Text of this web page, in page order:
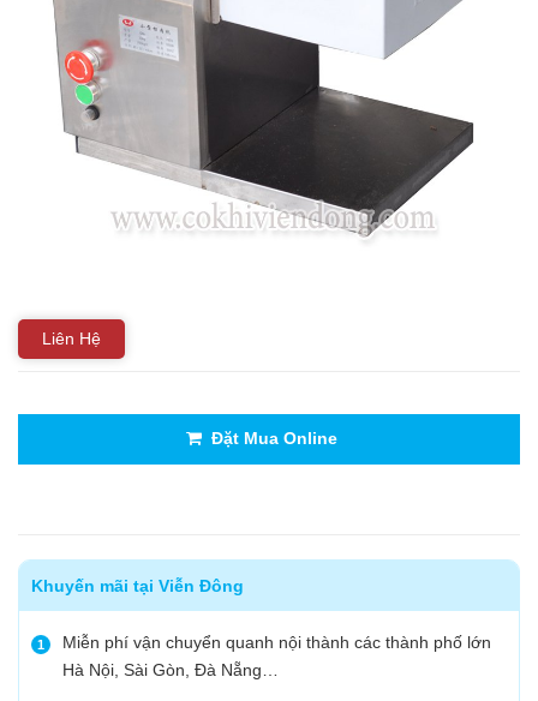
Liên Hệ
Đặt Mua Online
Khuyến mãi tại Viễn Đông
1
Miễn phí vận chuyển quanh nội thành các thành phố lớn
Hà Nội, Sài Gòn, Đà Nẵng…
MÁY ĐÓNG GÓI THỰC PHẨM
THIẾT BỊ LẠNH
THIẾT BỊ BẾP CÔNG NGHIỆP
UNCATEGORIZED